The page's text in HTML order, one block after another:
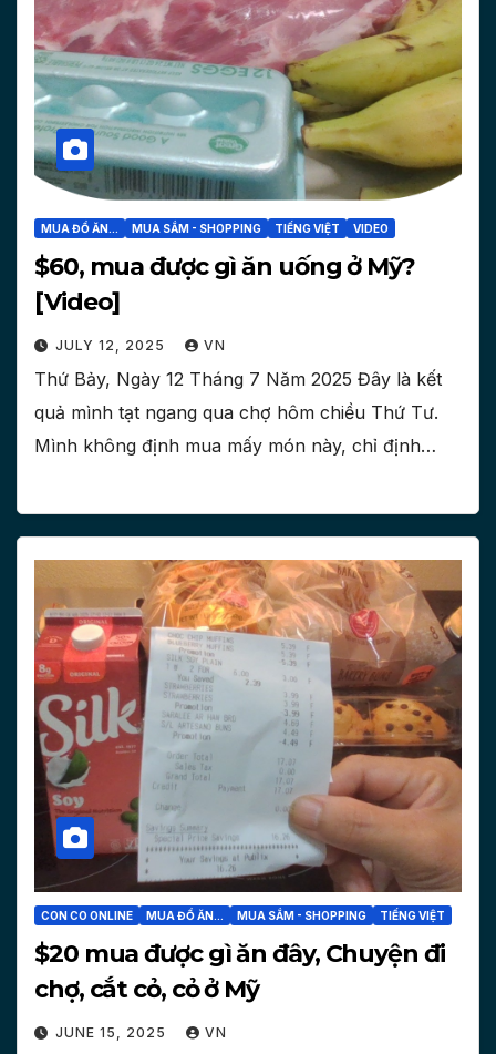
MUA ĐỒ ĂN... MUA SẮM - SHOPPING TIẾNG VIỆT VIDEO
$60, mua được gì ăn uống ở Mỹ?
[Video]
JULY 12, 2025 VN
Thứ Bảy, Ngày 12 Tháng 7 Năm 2025 Đây là kết
quả mình tạt ngang qua chợ hôm chiều Thứ Tư.
Mình không định mua mấy món này, chỉ định…
CON CO ONLINE MUA ĐỒ ĂN... MUA SẮM - SHOPPING TIẾNG VIỆT
$20 mua được gì ăn đây, Chuyện đi
chợ, cắt cỏ, cỏ ở Mỹ
JUNE 15, 2025 VN